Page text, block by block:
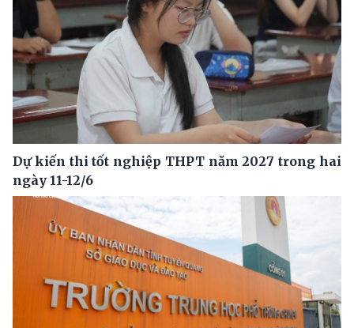
Dự kiến thi tốt nghiệp THPT năm 2027 trong hai
ngày 11-12/6